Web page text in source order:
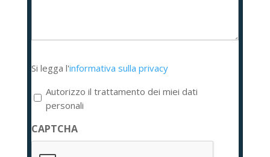
legga
l'informativa
sulla
privacy
*
Si legga l'informativa sulla privacy
Autorizzo il trattamento dei miei dati
personali
CAPTCHA